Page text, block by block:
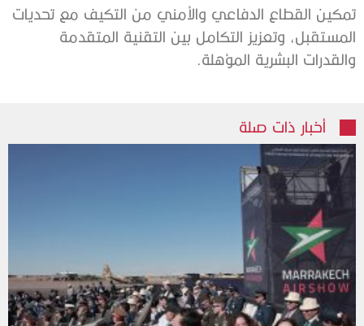
تمكين القطاع الدفاعي والأمني من التكيف مع تحديات
المستقبل، وتعزيز التكامل بين التقنية المتقدمة
والقدرات البشرية المؤهلة.
أخبار ذات صلة